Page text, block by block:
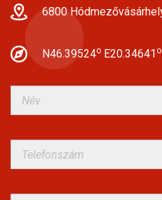
6800
N46.39524o E20.34641 o